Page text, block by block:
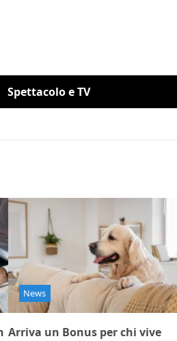
Spettacolo e TV
News
Arriva un Bonus per chi vive